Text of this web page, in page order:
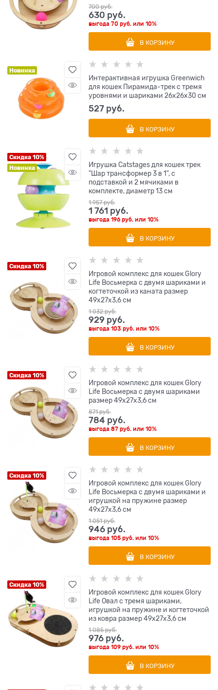
700 руб.
630 руб.
выгода70 руб. или10%
В КОРЗИНУ
Новинка
Интерактивная игрушка Greenwich
для кошек Пирамида-трек с тремя
уровнями и шариками 26х26х30 см
527 руб.
В КОРЗИНУ
Скидка 10%
Новинка
Игрушка Catstages для кошек трек
"Шар трансформер 3 в 1", с
подставкой и 2 мячиками в
комплекте, диаметр 13 см
1 957 руб.
1 761 руб.
выгода196 руб. или10%
В КОРЗИНУ
Скидка 10%
Игровой комплекс для кошек Glory
Life Восьмерка с двумя шариками и
когтеточкой из каната размер
49х27х3,6 см
1 032 руб.
929 руб.
выгода103 руб. или10%
В КОРЗИНУ
Скидка 10%
Игровой комплекс для кошек Glory
Life Восьмерка с двумя шариками
размер 49х27х3,6 см
871 руб.
784 руб.
выгода87 руб. или10%
В КОРЗИНУ
Скидка 10%
Игровой комплекс для кошек Glory
Life Восьмерка с двумя шариками и
игрушкой на пружине размер
49х27х3,6 см
1 051 руб.
946 руб.
выгода105 руб. или10%
В КОРЗИНУ
Скидка 10%
Игровой комплекс для кошек Glory
Life Овал с тремя шариками,
игрушкой на пружине и когтеточкой
из ковра размер 49х27х3,6 см
1 085 руб.
976 руб.
выгода109 руб. или10%
В КОРЗИНУ